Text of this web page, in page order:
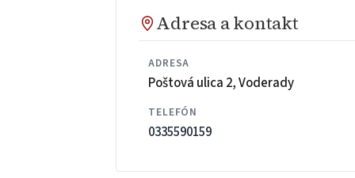
Adresa a kontakt
ADRESA
Poštová ulica 2, Voderady
TELEFÓN
0335590159